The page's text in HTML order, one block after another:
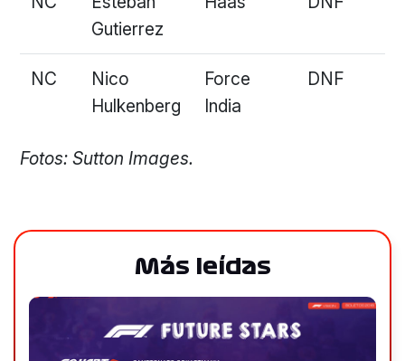
Gutierrez
NC
Nico
Hulkenberg
Force
India
DNF
Fotos: Sutton Images.
Más leídas